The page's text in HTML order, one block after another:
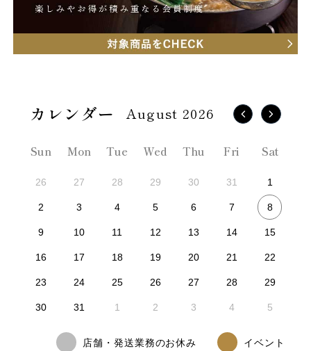
August 2026
Sun Mon Tue Wed Thu Fri Sat
26 27 28 29 30 31 1
2 3 4 5 6 7 8
9 10 11 12 13 14 15
16 17 18 19 20 21 22
23 24 25 26 27 28 29
30 31 1 2 3 4 5
店舗・発送業務のお休み イベント